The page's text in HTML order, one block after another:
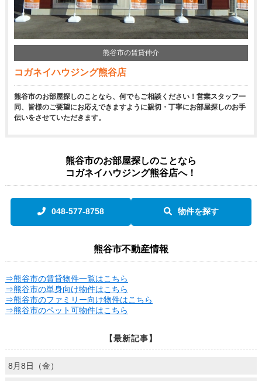
熊谷市の賃貸仲介
コガネイハウジング熊谷店
熊谷市のお部屋探しのことなら、何でもご相談ください！営業スタッフ一
同、皆様のご要望にお応えできますように親切・丁寧にお部屋探しのお手
伝いをさせていただきます。
熊谷市のお部屋探しのことなら
コガネイハウジング熊谷店へ！
048-577-8758 物件を探す
熊谷市不動産情報
⇒熊谷市の賃貸物件一覧はこちら
⇒熊谷市の単身向け物件はこちら
⇒熊谷市のファミリー向け物件はこちら
⇒熊谷市のペット可物件はこちら
【最新記事】
8月8日（金）